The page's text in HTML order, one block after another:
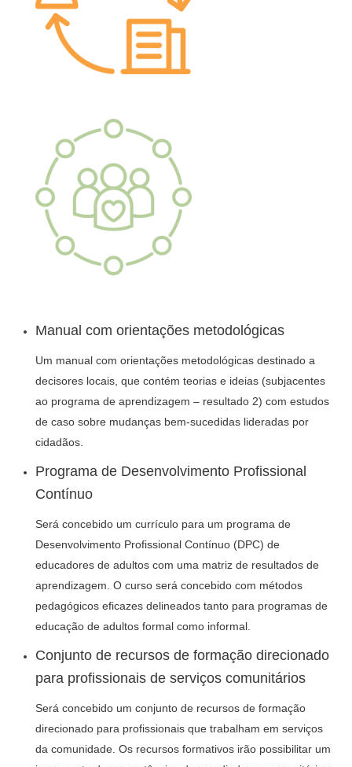
Manual com orientações metodológicas
Um manual com orientações metodológicas destinado a
decisores locais, que contém teorias e ideias (subjacentes
ao programa de aprendizagem – resultado 2) com estudos
de caso sobre mudanças bem-sucedidas lideradas por
cidadãos.
Programa de Desenvolvimento Profissional
Contínuo
Será concebido um currículo para um programa de
Desenvolvimento Profissional Contínuo (DPC) de
educadores de adultos com uma matriz de resultados de
aprendizagem. O curso será concebido com métodos
pedagógicos eficazes delineados tanto para programas de
educação de adultos formal como informal.
Conjunto de recursos de formação direcionado
para profissionais de serviços comunitários
Será concebido um conjunto de recursos de formação
direcionado para profissionais que trabalham em serviços
da comunidade. Os recursos formativos irão possibilitar um